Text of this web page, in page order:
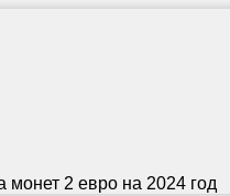
монет 2 евро на 2024 год